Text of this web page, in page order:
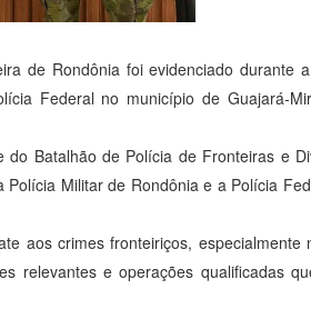
de Rondônia foi evidenciado durante
Federal no município de Guajará-
Batalhão de Polícia de Fronteiras e
Militar de Rondônia e a Polícia
aos crimes fronteiriços, especialmente
relevantes e operações qualificadas